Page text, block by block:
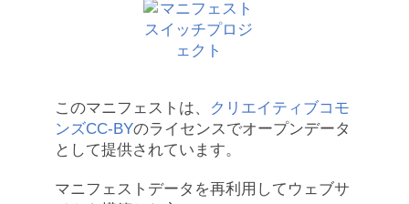
このマニフェストは、
クリエイティブコモ
ンズCC-BYのライセンスでオープンデータ
として提供されています。
マニフェストデータを再利用してウェブサ